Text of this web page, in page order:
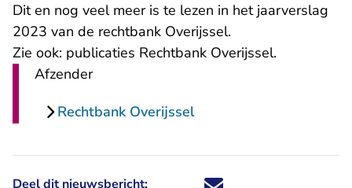
Dit en nog veel meer is te lezen in het jaarverslag
2023 van de rechtbank Overijssel.
Zie ook: publicaties Rechtbank Overijssel.
Afzender
Rechtbank Overijssel
Deel dit nieuwsbericht: Deel dit nieuwsbericht via X -
Deel dit nieuwsbericht via
Deel dit nieuwsbericht
Deel dit